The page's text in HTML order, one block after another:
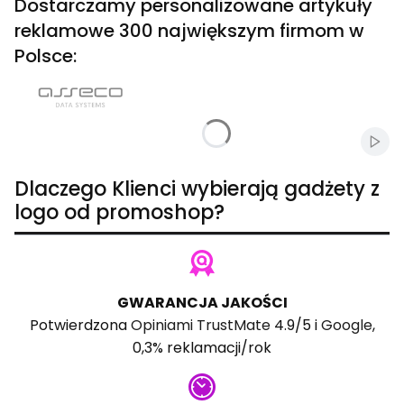
Dostarczamy personalizowane artykuły
reklamowe 300 największym firmom w
Polsce:
Dlaczego Klienci wybierają gadżety z
logo od promoshop?
GWARANCJA JAKOŚCI
PotwierdzonaOpiniami TrustMate4.9/5 iGoogle,
0,3% reklamacji/rok